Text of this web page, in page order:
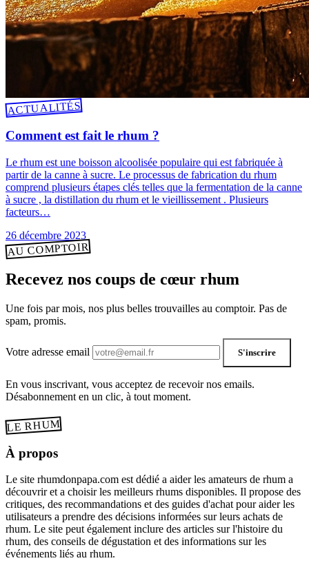
ACTUALITÉS
Comment est fait le rhum ?
Le rhum est une boisson alcoolisée populaire qui est fabriquée à
partir de la canne à sucre. Le processus de fabrication du rhum
comprend plusieurs étapes clés telles que la fermentation de la canne
à sucre , la distillation du rhum et le vieillissement . Plusieurs
facteurs…
26 décembre 2023
AU COMPTOIR
Recevez nos coups de cœur rhum
Une fois par mois, nos plus belles trouvailles au comptoir. Pas de
spam, promis.
Votre adresse email S'inscrire
En vous inscrivant, vous acceptez de recevoir nos emails.
Désabonnement en un clic, à tout moment.
LE RHUM
À propos
Le site rhumdonpapa.com est dédié a aider les amateurs de rhum a
découvrir et a choisir les meilleurs rhums disponibles. Il propose des
critiques, des recommandations et des guides d'achat pour aider les
utilisateurs a prendre des décisions informées sur leurs achats de
rhum. Le site peut également inclure des articles sur l'histoire du
rhum, des conseils de dégustation et des informations sur les
événements liés au rhum.